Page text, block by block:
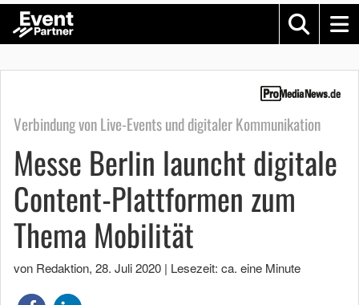
Verbindung von Live-Events und digitaler Kommunikation
Messe Berlin launcht digitale
Content-Plattformen zum
Thema Mobilität
von Redaktion, 28. Juli 2020 | Lesezeit: ca. eine Minute